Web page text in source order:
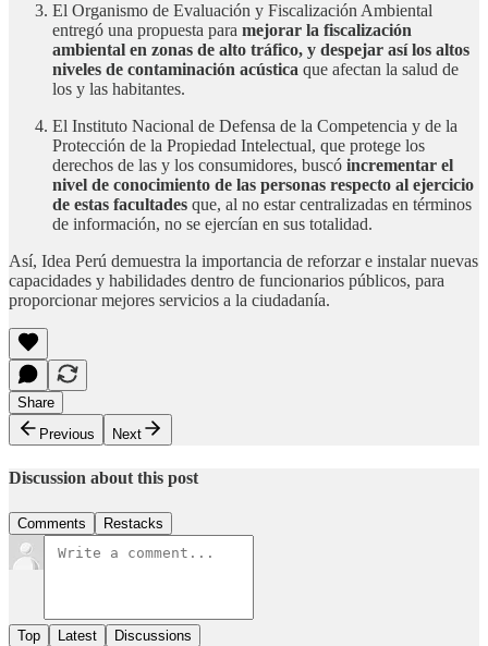
El Organismo de Evaluación y Fiscalización Ambiental
entregó una propuesta para mejorar la fiscalización
ambiental en zonas de alto tráfico, y despejar así los altos
niveles de contaminación acústica que afectan la salud de
los y las habitantes.
El Instituto Nacional de Defensa de la Competencia y de la
Protección de la Propiedad Intelectual, que protege los
derechos de las y los consumidores, buscó incrementar el
nivel de conocimiento de las personas respecto al ejercicio
de estas facultades que, al no estar centralizadas en términos
de información, no se ejercían en sus totalidad.
Así, Idea Perú demuestra la importancia de reforzar e instalar nuevas
capacidades y habilidades dentro de funcionarios públicos, para
proporcionar mejores servicios a la ciudadanía.
Share
Previous
Next
Discussion about this post
Comments Restacks
Top Latest Discussions